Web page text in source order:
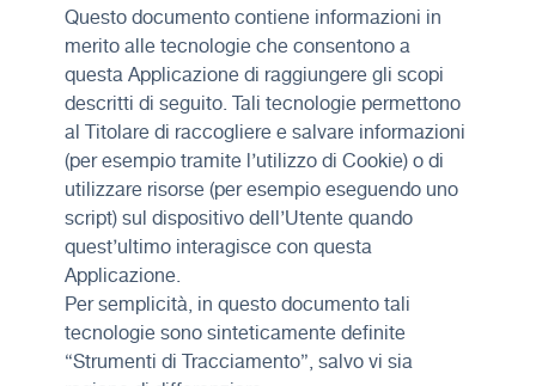
Questo documento contiene informazioni in
merito alle tecnologie che consentono a
questa Applicazione di raggiungere gli scopi
descritti di seguito. Tali tecnologie permettono
al Titolare di raccogliere e salvare informazioni
(per esempio tramite l’utilizzo di Cookie) o di
utilizzare risorse (per esempio eseguendo uno
script) sul dispositivo dell’Utente quando
quest’ultimo interagisce con questa
Applicazione.
Per semplicità, in questo documento tali
tecnologie sono sinteticamente definite
“Strumenti di Tracciamento”, salvo vi sia